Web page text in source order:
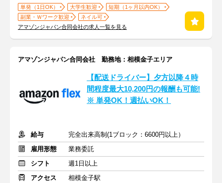
単発（1日OK） 大学生歓迎
短期（1ヶ月以内OK）
副業・Ｗワーク歓迎
ネイル可
アマゾンジャパン合同会社の求人一覧を見る
アマゾンジャパン合同会社 勤務地：相模金子エリア
【配送ドライバー】夕方以降４時
間程度最大10,200円の報酬も可能!
※ 単発OK！週払いOK！
給与
完全出来高制(1ブロック：6600円以上）
雇用形態
業務委託
シフト
週1日以上
アクセス
相模金子駅